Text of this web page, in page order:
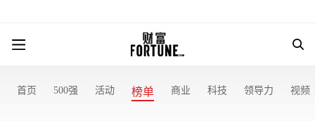
首页 500强 活动 榜单 商业 科技 领导力 视频